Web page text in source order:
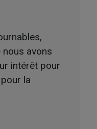
avons
intérêt pour
la